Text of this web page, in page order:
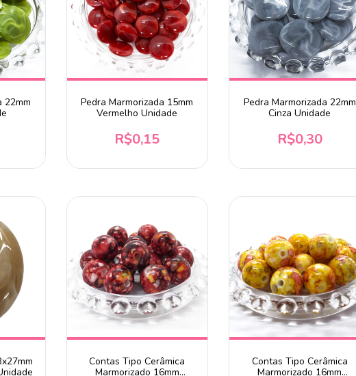
22mm
Pedra Marmorizada 15mm
Vermelho Unidade
R$0,15
Pedra Marmorizada 22mm
Cinza Unidade
R$0,30
Contas Tipo Cerâmica
Marmorizado 16mm
Contas Tipo Cerâmica
Marmorizado 16mm